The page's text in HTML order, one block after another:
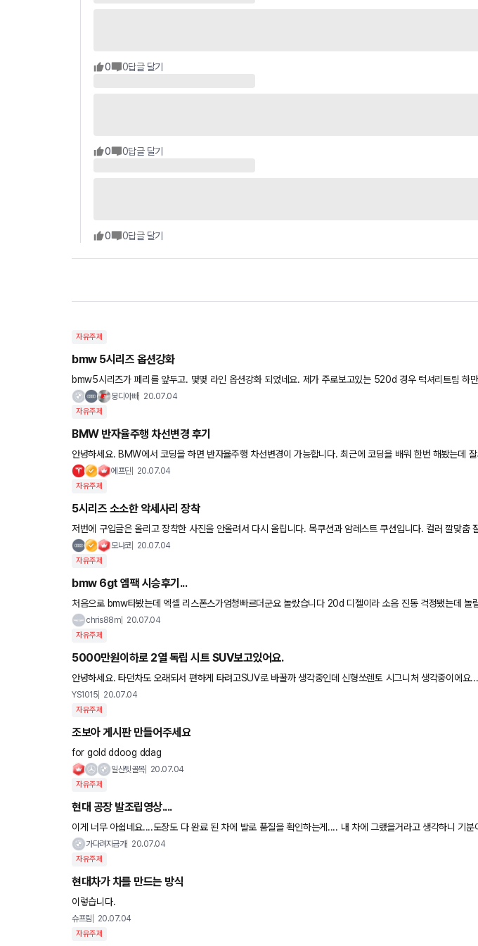
0 0답글 달기
0 0답글 달기
0 0답글 달기
자유주제
bmw 5시리즈 옵션강화
bmw5시리즈가 페리를 앞두고. 몇몆 라인 옵션강화 되었네요. 제가 주로보고있는 520d 경우 럭셔리트림 하만카돈, 가죽대쉬보드 나
파가죽 컴포트시트 M팩트림 하만카돈, 가죽대쉬보드, 19인치 6
뭉디아빠 20.07.04
자유주제
BMW 반자율주행 차선변경 후기
안녕하세요. BMW에서 코딩을 하면 반자율주행 차선변경이 가능합니다. 최근에 코딩을 배워 한번 해봤는데 잘되네
에프딘 20.07.04
자유주제
5시리즈 소소한 악세사리 장착
저번에 구입글은 올리고 장착한 사진을 안올려서 다시 올립니다. 목쿠션과 암레스트 쿠션입니다. 컬러 깔맞춤 잘된거
모나코 20.07.04
자유주제
bmw 6gt 엠팩 시승후기...
처음으로 bmw타봤는데 엑셀 리스폰스가엄청빠르더군요 놀랐습니다 20d 디젤이라 소음 진동 걱정됐는데 놀랄정도로 조용했습니다
chris88m 20.07.04
자유주제
5000만원이하로 2열 독립 시트 SUV보고있어요.
안녕하세요. 타던차도 오래되서 편하게 타려고SUV로 바꿀까 생각중인데 신형쏘렌토 시그니처 생각중이에요
했는데 너무 안예뻐서... 쏘렌토 보다 괜찮은 차있으면 추천좀 받
YS1015 20.07.04
자유주제
조보아 게시판 만들어주세요
for gold ddoog ddag
일산뒷골목 20.07.04
자유주제
현대 공장 발조립영상....
이게 너무 아쉽네요....도장도 다 완료 된 차에 발로 품질을 확인하는게.... 내 차에 그랬을거라고 생각하니 기분
무 나쁘네요....ㅠㅠ역시 황족노조인가요....
가다려지금가 20.07.04
자유주제
현대차가 차를 만드는 방식
이렇습니다.
슈프림 20.07.04
자유주제